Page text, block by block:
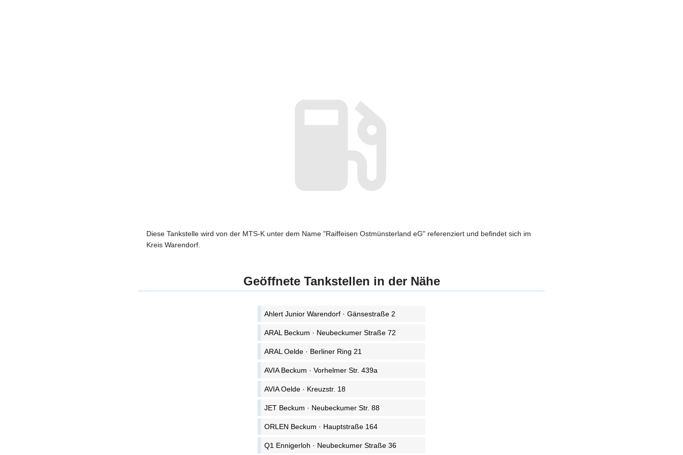
Diese Tankstelle wird von der MTS-K unter dem Name "Raiffeisen Ostmünsterland eG" referenziert und befindet sich im
Kreis Warendorf.
Geöffnete Tankstellen in der Nähe
Ahlert Junior Warendorf · Gänsestraße 2
ARAL Beckum · Neubeckumer Straße 72
ARAL Oelde · Berliner Ring 21
AVIA Beckum · Vorhelmer Str. 439a
AVIA Oelde · Kreuzstr. 18
JET Beckum · Neubeckumer Str. 88
ORLEN Beckum · Hauptstraße 164
Q1 Ennigerloh · Neubeckumer Straße 36